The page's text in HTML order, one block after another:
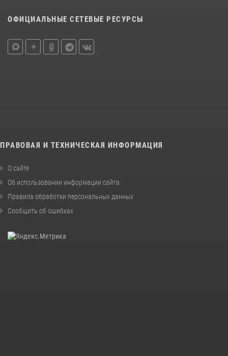
ОФИЦИАЛЬНЫЕ СЕТЕВЫЕ РЕСУРСЫ
ПРАВОВАЯ И ТЕХНИЧЕСКАЯ ИНФОРМАЦИЯ
О сайте
Об использовании информации сайта
Правила обработки персональных данных
Сообщить об ошибках